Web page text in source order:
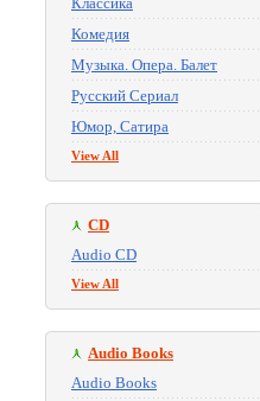
Комедия
Музыка. Опера. Балет
Русский Сериал
Юмор, Сатира
View All
CD
Audio CD
View All
Audio Books
Audio Books